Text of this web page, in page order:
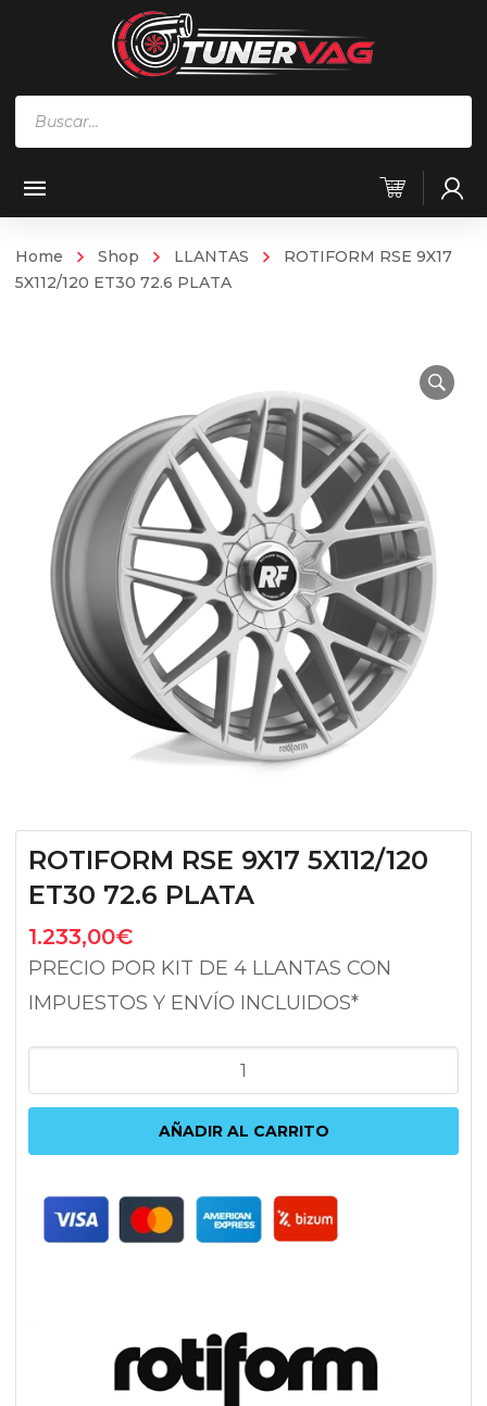
Home Shop LLANTAS
ROTIFORM RSE 9X17
5X112/120 ET30 72.6 PLATA
ROTIFORM RSE 9X17 5X112/120
ET30 72.6 PLATA
1.233,00€
PRECIO POR KIT DE 4 LLANTAS CON
IMPUESTOS Y ENVÍO INCLUIDOS*
RSE
5X112/120
72.6
PLATA
AÑADIR AL CARRITO